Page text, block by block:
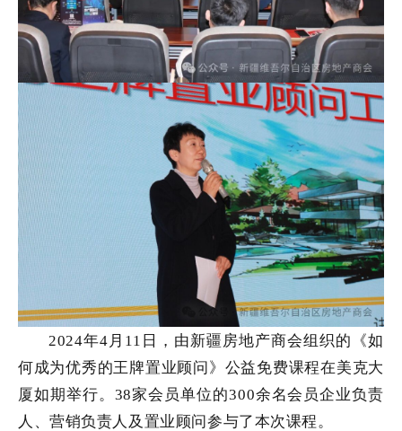
2024年4月11日，由新疆房地产商会组织的《如
何成为优秀的王牌置业顾问》公益免费课程在美克大
厦如期举行。38家会员单位的300余名会员企业负责
人、营销负责人及置业顾问参与了本次课程。